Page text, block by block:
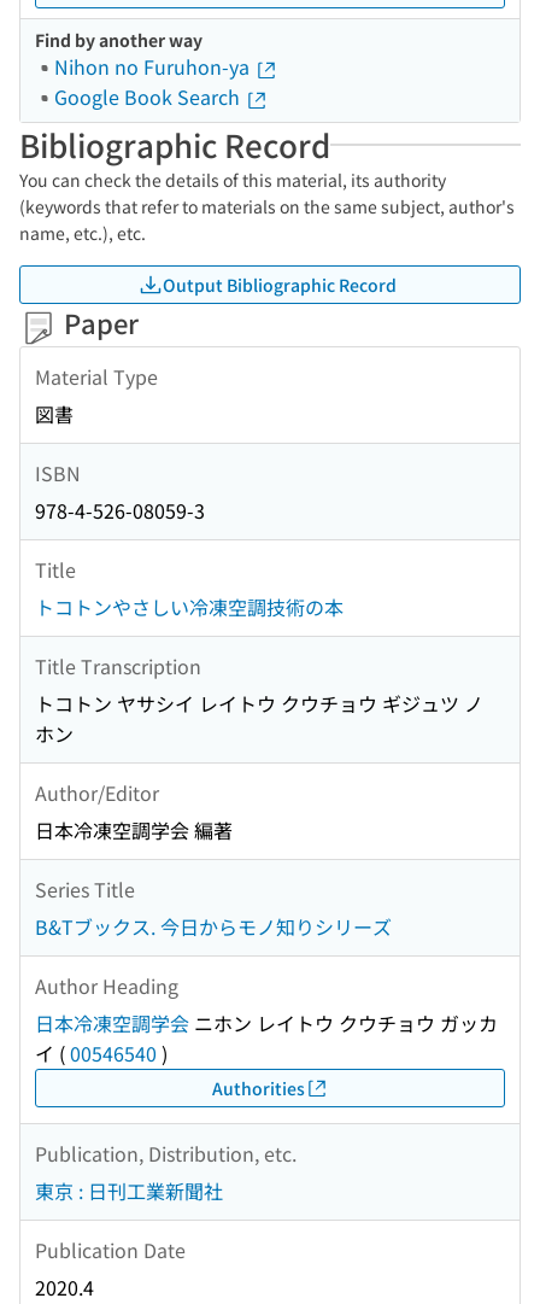
Find by another way
Nihon no Furuhon-ya
Google Book Search
Bibliographic Record
You can check the details of this material, its authority
(keywords that refer to materials on the same subject, author's
name, etc.), etc.
Output Bibliographic Record
Paper
Material Type
図書
ISBN
978-4-526-08059-3
Title
トコトンやさしい冷凍空調技術の本
Title Transcription
トコトン ヤサシイ レイトウ クウチョウ ギジュツ ノ
ホン
Author/Editor
日本冷凍空調学会 編著
Series Title
B&Tブックス. 今日からモノ知りシリーズ
Author Heading
日本冷凍空調学会 ニホン レイトウ クウチョウ ガッカ
イ (00546540 )
Authorities
Publication, Distribution, etc.
東京 : 日刊工業新聞社
Publication Date
2020.4